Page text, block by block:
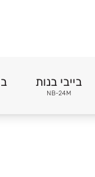
בייבי בנות
NB-24M